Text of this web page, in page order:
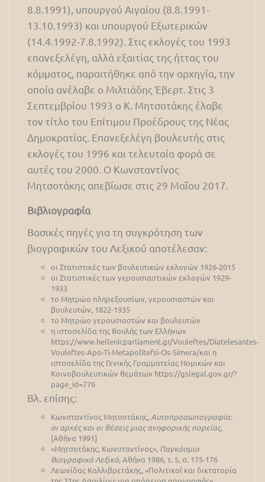
8.8.1991), υπουργού Αιγαίου (8.8.1991-
13.10.1993) και υπουργού Εξωτερικών
(14.4.1992-7.8.1992). Στις εκλογές του 1993
επανεξελέγη, αλλά εξαιτίας της ήττας του
κόμματος, παραιτήθηκε από την αρχηγία, την
οποία ανέλαβε ο Μιλτιάδης Έβερτ. Στις 3
Σεπτεμβρίου 1993 ο Κ. Μητσοτάκης έλαβε
τον τίτλο του Επίτιμου Προέδρους της Νέας
Δημοκρατίας. Επανεξελέγη βουλευτής στις
εκλογές του 1996 και τελευταία φορά σε
αυτές του 2000. Ο Κωνσταντίνος
Μητσοτάκης απεβίωσε στις 29 Μαΐου 2017.
Βιβλιογραφία
Βασικές πηγές για τη συγκρότηση των
βιογραφικών του Λεξικού αποτέλεσαν:
οι Στατιστικές των βουλευτικών εκλογών 1926-2015
οι Στατιστικές των γερουσιαστικών εκλογών 1929-
1933
το Μητρώο πληρεξουσίων, γερουσιαστών και
βουλευτών, 1822-1935
το Μητρώο γερουσιαστών και βουλευτών
η ιστοσελίδα της Βουλής των Ελλήνων
https://www.hellenicparliament.gr/Vouleftes/Diatelesantes-
Vouleftes-Apo-Ti-Metapolitefsi-Os-Simera/και η
ιστοσελίδα της Γενικής Γραμματείας Νομικών και
Κοινοβουλευτικών θεμάτων https://gslegal.gov.gr/?
page_id=776
Βλ. επίσης:
Κωνσταντίνος Μητσοτάκης, Αυτοπροσωπογραφία:
οι αρχές και οι θέσεις μιας ανηφορικής πορείας,
[Αθήνα 1991]
«Μητσοτάκης, Κωνσταντίνος», Παγκόσμιο
Βιογραφικό Λεξικό, Αθήνα 1986, τ. 5, σ. 175-176
Λεωνίδας Καλλιβρετάκης, «Πολιτικοί και δικτατορία